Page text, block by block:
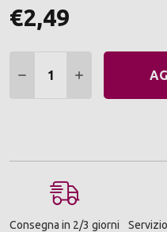
€2,49
DIMINUIRE QUANTITÀ:
AUMENTARE
Consegna in 2/3 giorni